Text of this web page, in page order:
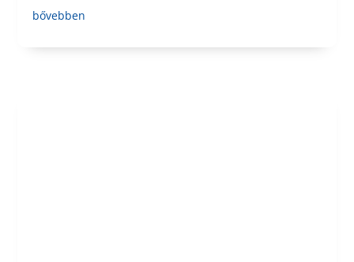
bővebben